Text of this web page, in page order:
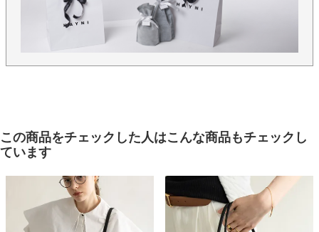
この商品をチェックした人はこんな商品もチェックし
ています